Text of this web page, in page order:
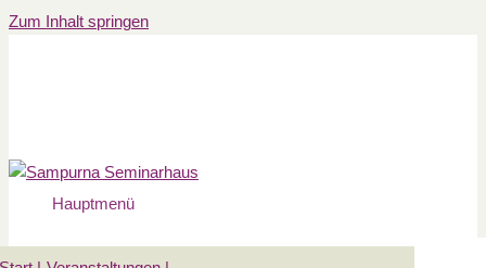
Zum Inhalt springen
Hauptmenü